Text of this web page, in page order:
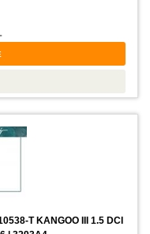
T KANGOO III 1.5 DCI